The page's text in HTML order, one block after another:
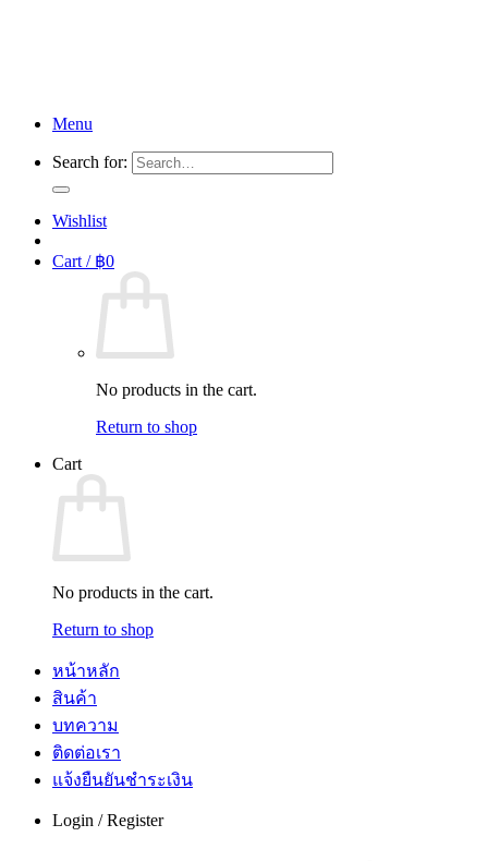
Menu
Search for:
Wishlist
Cart / ฿0
No products in the cart.
Return to shop
Cart
No products in the cart.
Return to shop
หน้าหลัก
สินค้า
บทความ
ติดต่อเรา
แจ้งยืนยันชำระเงิน
Login / Register